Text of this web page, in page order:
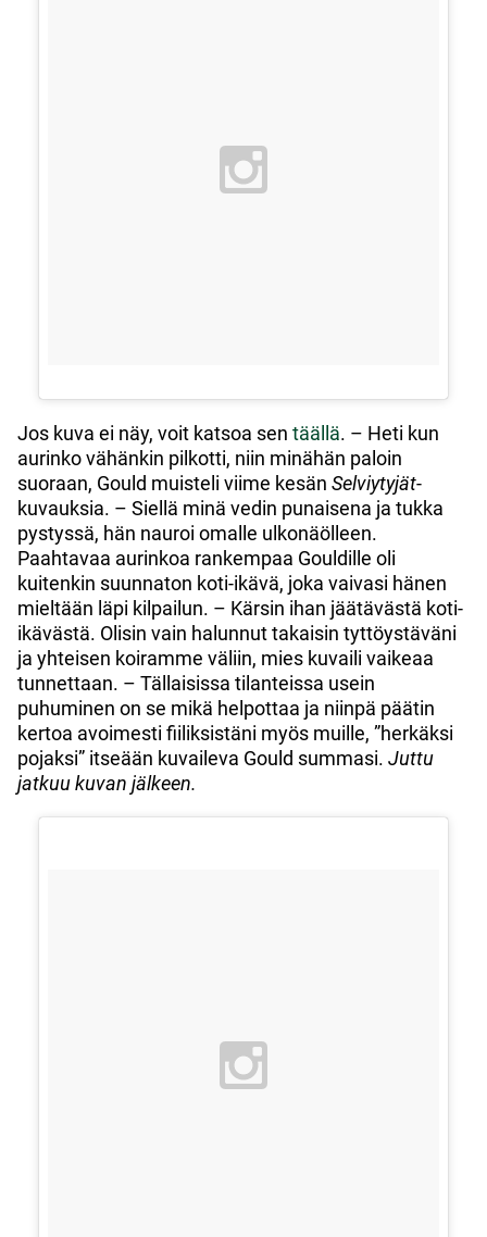
Jos kuva ei näy, voit katsoa sen täällä. – Heti kun
aurinko vähänkin pilkotti, niin minähän paloin
suoraan, Gould muisteli viime kesän Selviytyjät-
kuvauksia. – Siellä minä vedin punaisena ja tukka
pystyssä, hän nauroi omalle ulkonäölleen.
Paahtavaa aurinkoa rankempaa Gouldille oli
kuitenkin suunnaton koti-ikävä, joka vaivasi hänen
mieltään läpi kilpailun. – Kärsin ihan jäätävästä koti-
ikävästä. Olisin vain halunnut takaisin tyttöystäväni
ja yhteisen koiramme väliin, mies kuvaili vaikeaa
tunnettaan. – Tällaisissa tilanteissa usein
puhuminen on se mikä helpottaa ja niinpä päätin
kertoa avoimesti fiiliksistäni myös muille, ”herkäksi
pojaksi” itseään kuvaileva Gould summasi. Juttu
jatkuu kuvan jälkeen.